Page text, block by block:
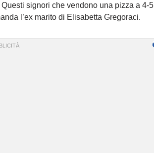
signori che vendono una pizza a 4-5
l’ex marito di Elisabetta Gregoraci.